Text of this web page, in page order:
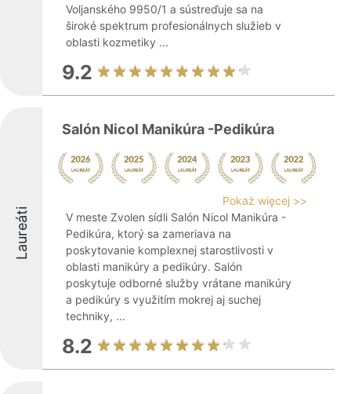
Voljanského 9950/1 a sústreďuje sa na
široké spektrum profesionálnych služieb v
oblasti kozmetiky ...
9.2
Laureáti
Salón Nicol Manikúra -Pedikúra
Pokaż więcej >>
V meste Zvolen sídli Salón Nicol Manikúra -
Pedikúra, ktorý sa zameriava na
poskytovanie komplexnej starostlivosti v
oblasti manikúry a pedikúry. Salón
poskytuje odborné služby vrátane manikúry
a pedikúry s využitím mokrej aj suchej
techniky, ...
8.2